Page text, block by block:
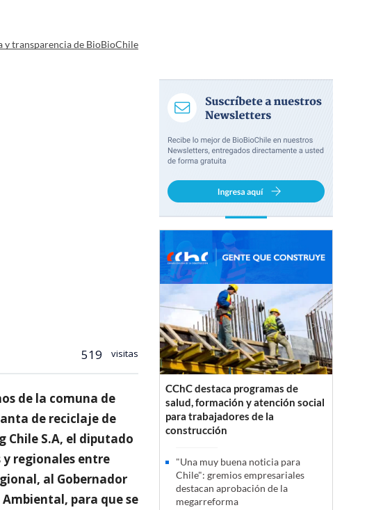
y transparencia de BioBioChile
519 visitas
de la comuna de
de reciclaje de
Chile S.A, el diputado
y regionales entre
al Gobernador
para que se
CChC destaca programas de
salud, formación y atención social
para trabajadores de la
construcción
"Una muy buena noticia para
Chile": gremios empresariales
destacan aprobación de la
megarreforma